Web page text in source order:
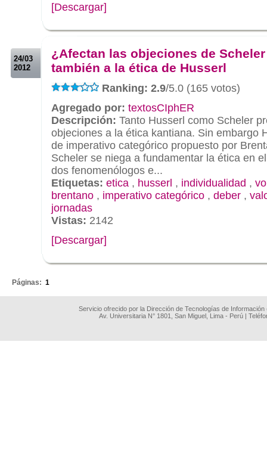
[Descargar]
24/03
2012
¿Afectan las objeciones de
también a la ética de Husserl
Ranking: 2.9/5.0 (165 votos)
Agregado por: textosCIphER
Descripción: Tanto Husserl como Scheler
objeciones a la ética kantiana. Sin embargo
de imperativo categórico propuesto por
Scheler se niega a fundamentar la ética en
dos fenomenólogos e...
Etiquetas: etica , husserl , individualidad ,
brentano , imperativo categórico , deber ,
jornadas
Vistas: 2142
[Descargar]
Páginas: 1
Servicio ofrecido por la Dirección de Tecnologías de
Av. Universitaria N° 1801, San Miguel, Lima - Perú |